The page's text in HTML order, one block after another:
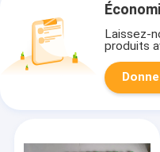
Laissez-
produits